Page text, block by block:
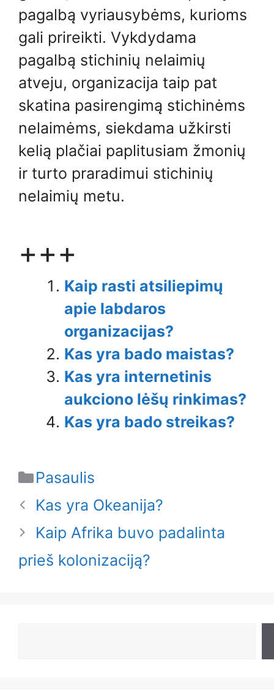
pagalbą vyriausybėms, kurioms
gali prireikti. Vykdydama
pagalbą stichinių nelaimių
atveju, organizacija taip pat
skatina pasirengimą stichinėms
nelaimėms, siekdama užkirsti
kelią plačiai paplitusiam žmonių
ir turto praradimui stichinių
nelaimių metu.
+++
Kaip rasti atsiliepimų
apie labdaros
organizacijas?
Kas yra bado maistas?
Kas yra internetinis
aukciono lėšų rinkimas?
Kas yra bado streikas?
Categories
Pasaulis
Kas yra Okeanija?
Kaip Afrika buvo padalinta
prieš kolonizaciją?